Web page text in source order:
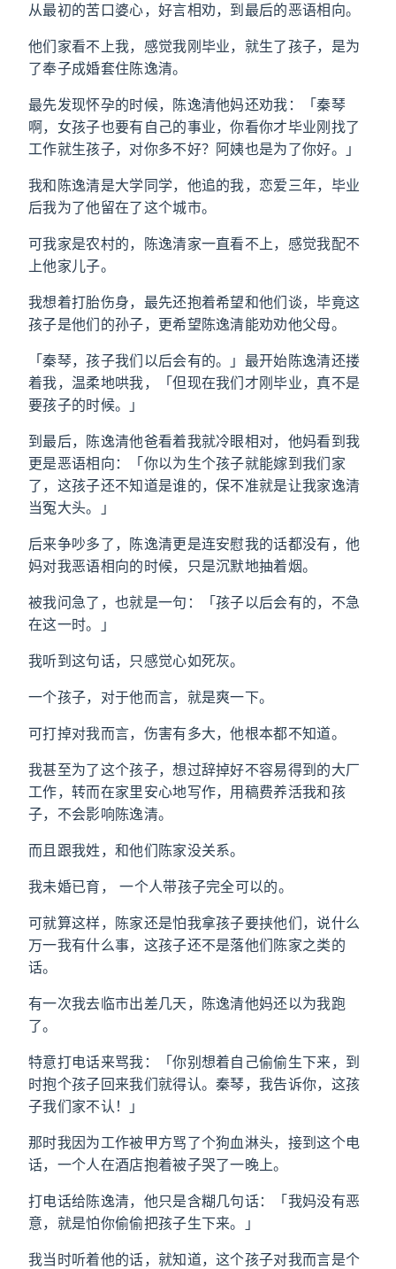
从最初的苦口婆心，好言相劝，到最后的恶语相向。
他们家看不上我，感觉我刚毕业，就生了孩子，是为
了奉子成婚套住陈逸清。
最先发现怀孕的时候，陈逸清他妈还劝我：「秦琴
啊，女孩子也要有自己的事业，你看你才毕业刚找了
工作就生孩子，对你多不好？阿姨也是为了你好。」
我和陈逸清是大学同学，他追的我，恋爱三年，毕业
后我为了他留在了这个城市。
可我家是农村的，陈逸清家一直看不上，感觉我配不
上他家儿子。
我想着打胎伤身，最先还抱着希望和他们谈，毕竟这
孩子是他们的孙子，更希望陈逸清能劝劝他父母。
「秦琴，孩子我们以后会有的。」最开始陈逸清还搂
着我，温柔地哄我，「但现在我们才刚毕业，真不是
要孩子的时候。」
到最后，陈逸清他爸看着我就冷眼相对，他妈看到我
更是恶语相向：「你以为生个孩子就能嫁到我们家
了，这孩子还不知道是谁的，保不准就是让我家逸清
当冤大头。」
后来争吵多了，陈逸清更是连安慰我的话都没有，他
妈对我恶语相向的时候，只是沉默地抽着烟。
被我问急了，也就是一句：「孩子以后会有的，不急
在这一时。」
我听到这句话，只感觉心如死灰。
一个孩子，对于他而言，就是爽一下。
可打掉对我而言，伤害有多大，他根本都不知道。
我甚至为了这个孩子，想过辞掉好不容易得到的大厂
工作，转而在家里安心地写作，用稿费养活我和孩
子，不会影响陈逸清。
而且跟我姓，和他们陈家没关系。
我未婚已育， 一个人带孩子完全可以的。
可就算这样，陈家还是怕我拿孩子要挟他们，说什么
万一我有什么事，这孩子还不是落他们陈家之类的
话。
有一次我去临市出差几天，陈逸清他妈还以为我跑
了。
特意打电话来骂我：「你别想着自己偷偷生下来，到
时抱个孩子回来我们就得认。秦琴，我告诉你，这孩
子我们家不认！」
那时我因为工作被甲方骂了个狗血淋头，接到这个电
话，一个人在酒店抱着被子哭了一晚上。
打电话给陈逸清，他只是含糊几句话：「我妈没有恶
意，就是怕你偷偷把孩子生下来。」
我当时听着他的话，就知道，这个孩子对我而言是个